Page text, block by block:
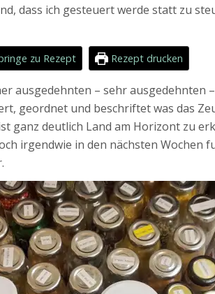
dass ich gesteuert werde statt zu
zu Rezept Rezept drucken
ausgedehnten – sehr ausgedehnten
geordnet und beschriftet was das
ganz deutlich Land am Horizont zu
irgendwie in den nächsten Wochen